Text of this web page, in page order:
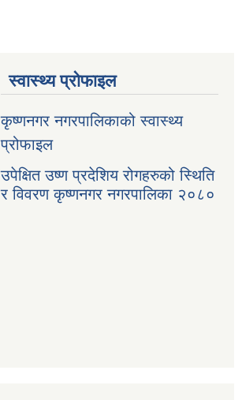
स्वास्थ्य प्रोफाइल
कृष्णनगर नगरपालिकाको स्वास्थ्य
प्रोफाइल
उपेक्षित उष्ण प्रदेशिय रोगहरुको स्थिति
र विवरण कृष्णनगर नगरपालिका २०८०